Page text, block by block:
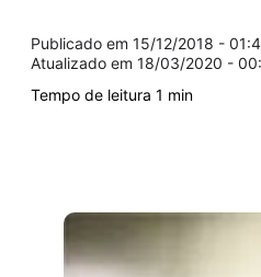
15/12/2018 -
18/03/2020 -